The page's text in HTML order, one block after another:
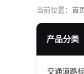
当前位置： 首
产品分类
交通道路